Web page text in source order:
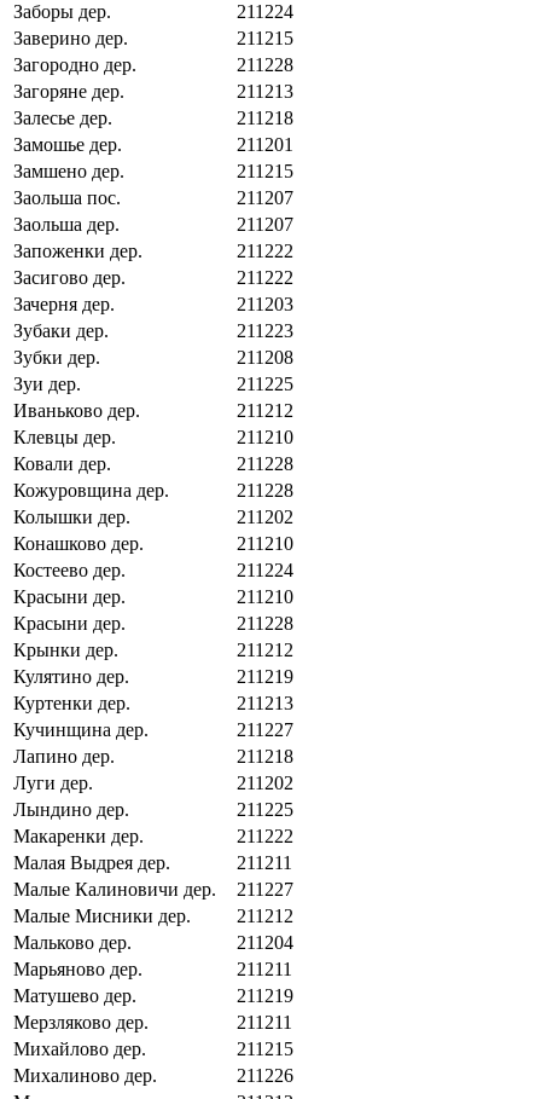
Заборы дер.
211224
Заверино дер.
211215
Загородно дер.
211228
Загоряне дер.
211213
Залесье дер.
211218
Замошье дер.
211201
Замшено дер.
211215
Заольша пос.
211207
Заольша дер.
211207
Запоженки дер.
211222
Засигово дер.
211222
Зачерня дер.
211203
Зубаки дер.
211223
Зубки дер.
211208
Зуи дер.
211225
Иваньково дер.
211212
Клевцы дер.
211210
Ковали дер.
211228
Кожуровщина дер.
211228
Колышки дер.
211202
Конашково дер.
211210
Костеево дер.
211224
Красыни дер.
211210
Красыни дер.
211228
Крынки дер.
211212
Кулятино дер.
211219
Куртенки дер.
211213
Кучинщина дер.
211227
Лапино дер.
211218
Луги дер.
211202
Лындино дер.
211225
Макаренки дер.
211222
Малая Выдрея дер.
211211
Малые Калиновичи дер.
211227
Малые Мисники дер.
211212
Мальково дер.
211204
Марьяново дер.
211211
Матушево дер.
211219
Мерзляково дер.
211211
Михайлово дер.
211215
Михалиново дер.
211226